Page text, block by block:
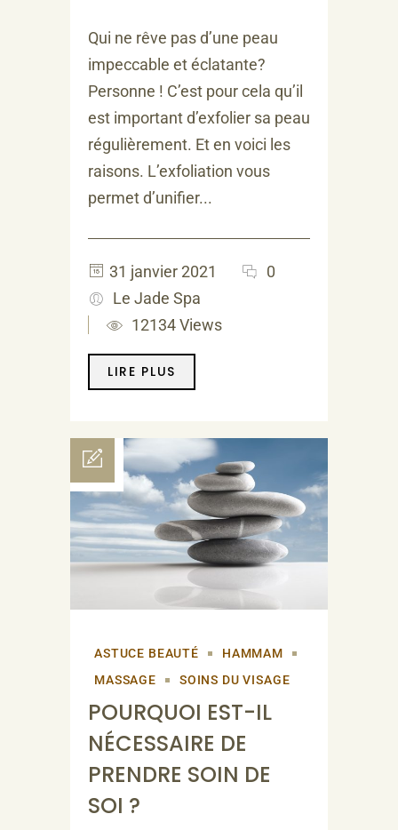
Qui ne rêve pas d’une peau
impeccable et éclatante?
Personne ! C’est pour cela qu’il
est important d’exfolier sa peau
régulièrement. Et en voici les
raisons. L’exfoliation vous
permet d’unifier...
31 janvier 2021
0
Le Jade Spa
12134 Views
LIRE PLUS
ASTUCE BEAUTÉ
HAMMAM
MASSAGE
SOINS DU VISAGE
POURQUOI EST-IL
NÉCESSAIRE DE
PRENDRE SOIN DE
SOI ?